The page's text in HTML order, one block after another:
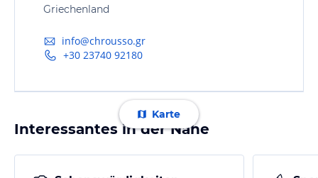
Griechenland
info@chrousso.gr
+30 23740 92180
Karte
Interessantes in der Nähe